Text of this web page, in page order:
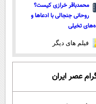
محمدباقر خرازی کیست؟
روحانی جنجالی با ادعاها و
تخیلی
فیلم های دیگر
عصر ایران